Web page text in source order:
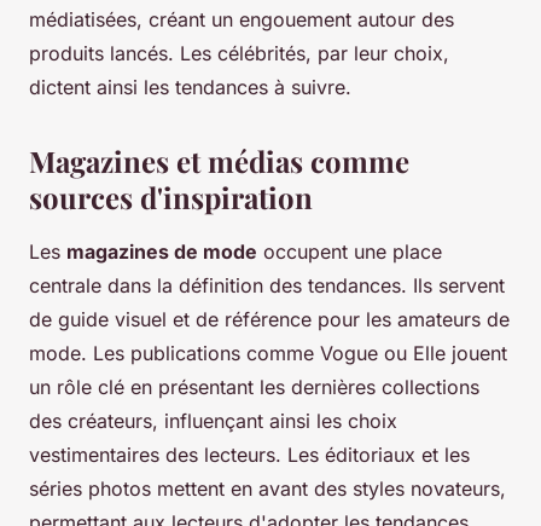
médiatisées, créant un engouement autour des
produits lancés. Les célébrités, par leur choix,
dictent ainsi les tendances à suivre.
Magazines et médias comme
sources d'inspiration
Les magazines de mode occupent une place
centrale dans la définition des tendances. Ils servent
de guide visuel et de référence pour les amateurs de
mode. Les publications comme Vogue ou Elle jouent
un rôle clé en présentant les dernières collections
des créateurs, influençant ainsi les choix
vestimentaires des lecteurs. Les éditoriaux et les
séries photos mettent en avant des styles novateurs,